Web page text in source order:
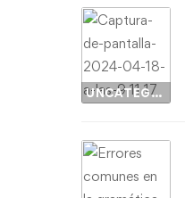
UNCATEGORIZED